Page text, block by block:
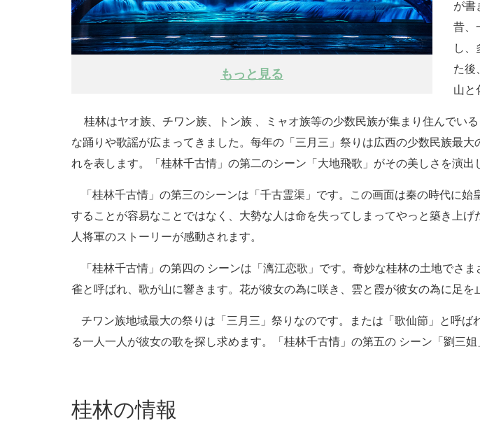
もっと見る
が書
昔、
し、
た後
山と
桂林はヤオ族、チワン族、トン族 、ミャオ族等の少数民族が集まり住んでい
な踊りや歌謡が広まってきました。每年の「三月三」祭りは広西の少数民族最
れを表します。「桂林千古情」の第二のシーン「大地飛歌」がその美しさを演出
「桂林千古情」の第三のシーンは「千古霊渠」です。この画面は秦の時代に
することが容易なことではなく、大勢な人は命を失ってしまってやっと築き上
人将軍のストーリーが感動されます。
「桂林千古情」の第四の シーンは「漓江恋歌」です。奇妙な桂林の土地でさ
雀と呼ばれ、歌が山に響きます。花が彼女の為に咲き、雲と霞が彼女の為に足を
チワン族地域最大の祭りは「三月三」祭りなのです。または「歌仙節」と呼
る一人一人が彼女の歌を探し求めます。「桂林千古情」の第五の シーン「劉三姐
桂林の情報